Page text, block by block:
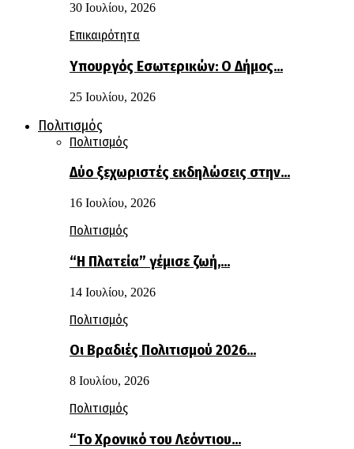
30 Ιουλίου, 2026
Επικαιρότητα
Υπουργός Εσωτερικών: Ο Δήμος…
25 Ιουλίου, 2026
Πολιτισμός
Πολιτισμός
Δύο ξεχωριστές εκδηλώσεις στην…
16 Ιουλίου, 2026
Πολιτισμός
“Η Πλατεία” γέμισε ζωή,…
14 Ιουλίου, 2026
Πολιτισμός
Οι Βραδιές Πολιτισμού 2026…
8 Ιουλίου, 2026
Πολιτισμός
“Το Χρονικό του Λεόντιου…